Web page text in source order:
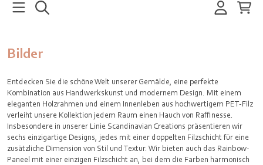
Bilder
Entdecken Sie die schöne Welt unserer Gemälde, eine perfekte
Kombination aus Handwerkskunst und modernem Design. Mit einem
eleganten Holzrahmen und einem Innenleben aus hochwertigem PET-Filz
verleiht unsere Kollektion jedem Raum einen Hauch von Raffinesse.
Insbesondere in unserer Linie Scandinavian Creations präsentieren wir
sechs einzigartige Designs, jedes mit einer doppelten Filzschicht für eine
zusätzliche Dimension von Stil und Textur. Wir bieten auch das Rainbow-
Paneel mit einer einzigen Filzschicht an, bei dem die Farben harmonisch